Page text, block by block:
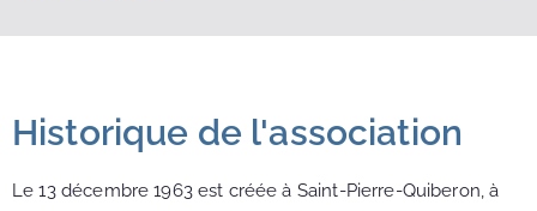
Historique de l'association
Le 13 décembre 1963 est créée à Saint-Pierre-Quiberon, à